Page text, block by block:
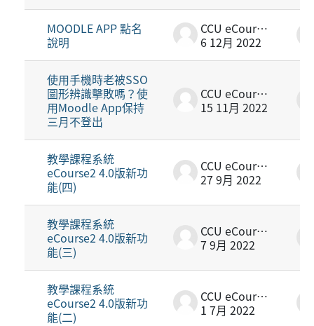
MOODLE APP 點名
說明
CCU eCourse2
6 12月 2022
使用手機時老被SSO
圖形辨識擊敗嗎？使
用Moodle App保持
三月不登出
CCU eCourse2
15 11月 2022
教學課程系統
eCourse2 4.0版新功
能(四)
CCU eCourse2
27 9月 2022
教學課程系統
eCourse2 4.0版新功
能(三)
CCU eCourse2
7 9月 2022
教學課程系統
eCourse2 4.0版新功
能(二)
CCU eCourse2
1 7月 2022